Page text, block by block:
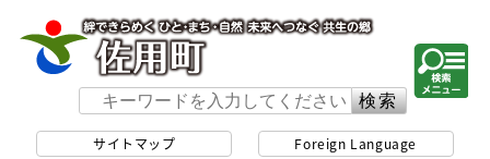
サイトマップ Foreign Language